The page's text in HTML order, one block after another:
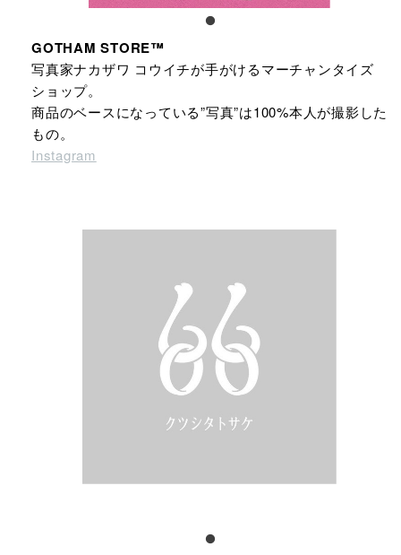
GOTHAM STORE™
写真家ナカザワ コウイチが手がけるマーチャンタイズ
ショップ。
商品のベースになっている”写真”は100%本人が撮影した
もの。
Instagram